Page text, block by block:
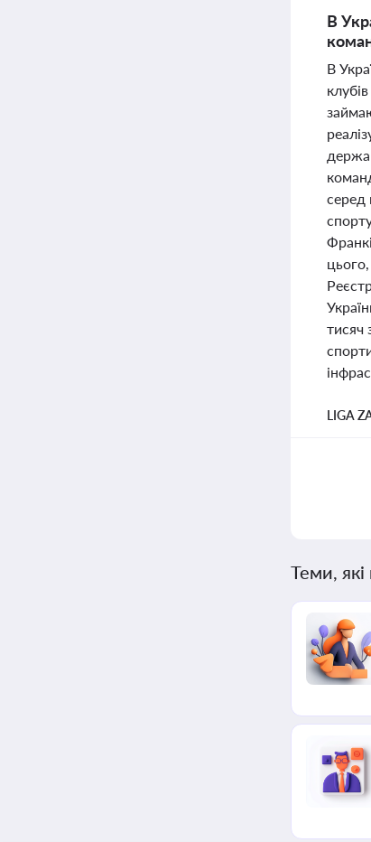
В
В
серед
тисяч
LIGA
Теми, які